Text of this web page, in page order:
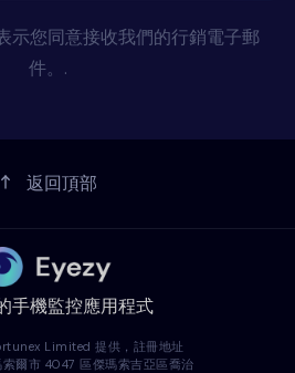
示您同意接收我們的行銷電子郵
件。.
返回頂部
手機監控應用程式
Limited 提供，註冊地址
爾市 4047 區傑瑪索吉亞區喬治